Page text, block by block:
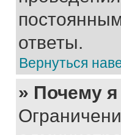
ответы.
Вернуться
» Почему